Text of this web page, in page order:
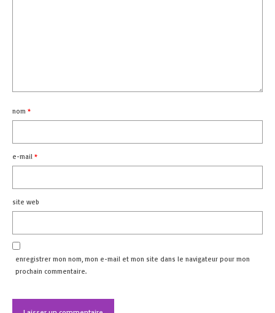
nom *
e-mail *
site web
enregistrer mon nom, mon e-mail et mon site dans le navigateur pour mon
prochain commentaire.